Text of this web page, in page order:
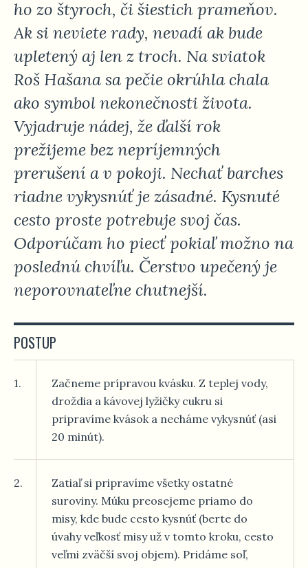
ho zo štyroch, či šiestich prameňov.
Ak si neviete rady, nevadí ak bude
upletený aj len z troch. Na sviatok
Roš Hašana sa pečie okrúhla chala
ako symbol nekonečnosti života.
Vyjadruje nádej, že ďalší rok
prežijeme bez nepríjemných
prerušení a v pokoji. Nechať barches
riadne vykysnúť je zásadné. Kysnuté
cesto proste potrebuje svoj čas.
Odporúčam ho piecť pokiaľ možno na
poslednú chvíľu. Čerstvo upečený je
neporovnateľne chutnejší.
POSTUP
1.
Začneme prípravou kvásku. Z teplej vody,
droždia a kávovej lyžičky cukru si
pripravíme kvások a necháme vykysnúť (asi
20 minút).
2.
Zatiaľ si pripravíme všetky ostatné
suroviny. Múku preosejeme priamo do
misy, kde bude cesto kysnúť (berte do
úvahy veľkosť misy už v tomto kroku, cesto
veľmi zväčší svoj objem). Pridáme soľ,